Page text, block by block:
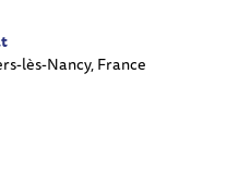
lès-Nancy, France